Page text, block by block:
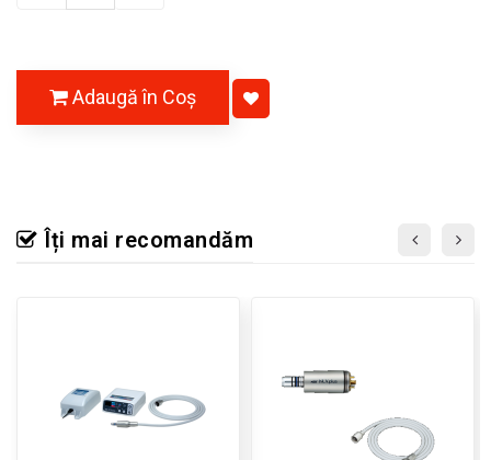
Adaugă în Coş
Îți mai recomandăm